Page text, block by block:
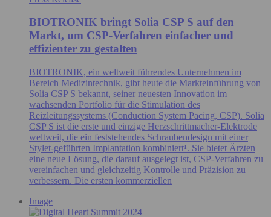
BIOTRONIK bringt Solia CSP S auf den
Markt, um CSP-Verfahren einfacher und
effizienter zu gestalten
BIOTRONIK, ein weltweit führendes Unternehmen im
Bereich Medizintechnik, gibt heute die Markteinführung von
Solia CSP S bekannt, seiner neuesten Innovation im
wachsenden Portfolio für die Stimulation des
Reizleitungssystems (Conduction System Pacing, CSP). Solia
CSP S ist die erste und einzige Herzschrittmacher-Elektrode
weltweit, die ein feststehendes Schraubendesign mit einer
Stylet-geführten Implantation kombiniert¹. Sie bietet Ärzten
eine neue Lösung, die darauf ausgelegt ist, CSP-Verfahren zu
vereinfachen und gleichzeitig Kontrolle und Präzision zu
verbessern. Die ersten kommerziellen
Image